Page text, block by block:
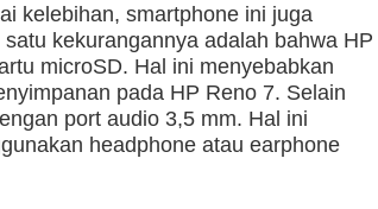
kelebihan, smartphone ini juga
kekurangannya adalah bahwa HP
microSD. Hal ini menyebabkan
pada HP Reno 7. Selain
port audio 3,5 mm. Hal ini
headphone atau earphone